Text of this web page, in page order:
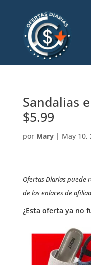
Sandalias
$5.99
por Mary| May 10,
Ofertas Diarias puede
de los enlaces de
¿Esta oferta ya no